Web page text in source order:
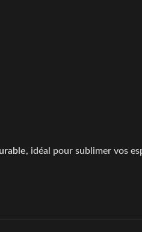
, idéal pour sublimer vos